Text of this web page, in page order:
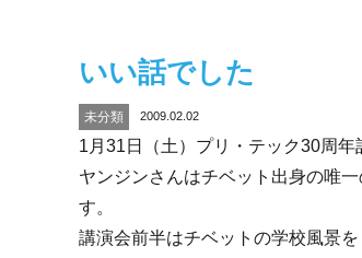
いい話でした
未分類 2009.02.02
1月31日（土）プリ・テック30周
ヤンジンさんはチベット出身の唯
す。
講演会前半はチベットの学校風景